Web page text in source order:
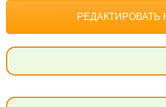
РЕДАКТИРОВАТЬ